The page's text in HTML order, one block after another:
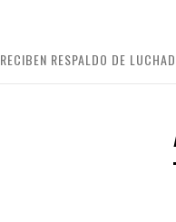
RESPALDO DE